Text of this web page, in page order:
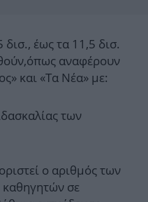
δισ., έως τα 11,5 δισ.
αναφέρουν
και «Τα Νέα» με:
των
ο αριθμός των
σε